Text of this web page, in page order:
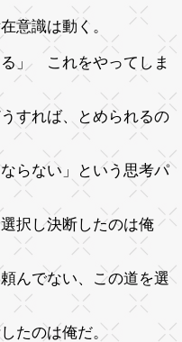
在意識は動く。
」 これをやってしま
すれば、とめられるの
らない」という思考パ
択し決断したのは俺
んでない、この道を選
したのは俺だ。